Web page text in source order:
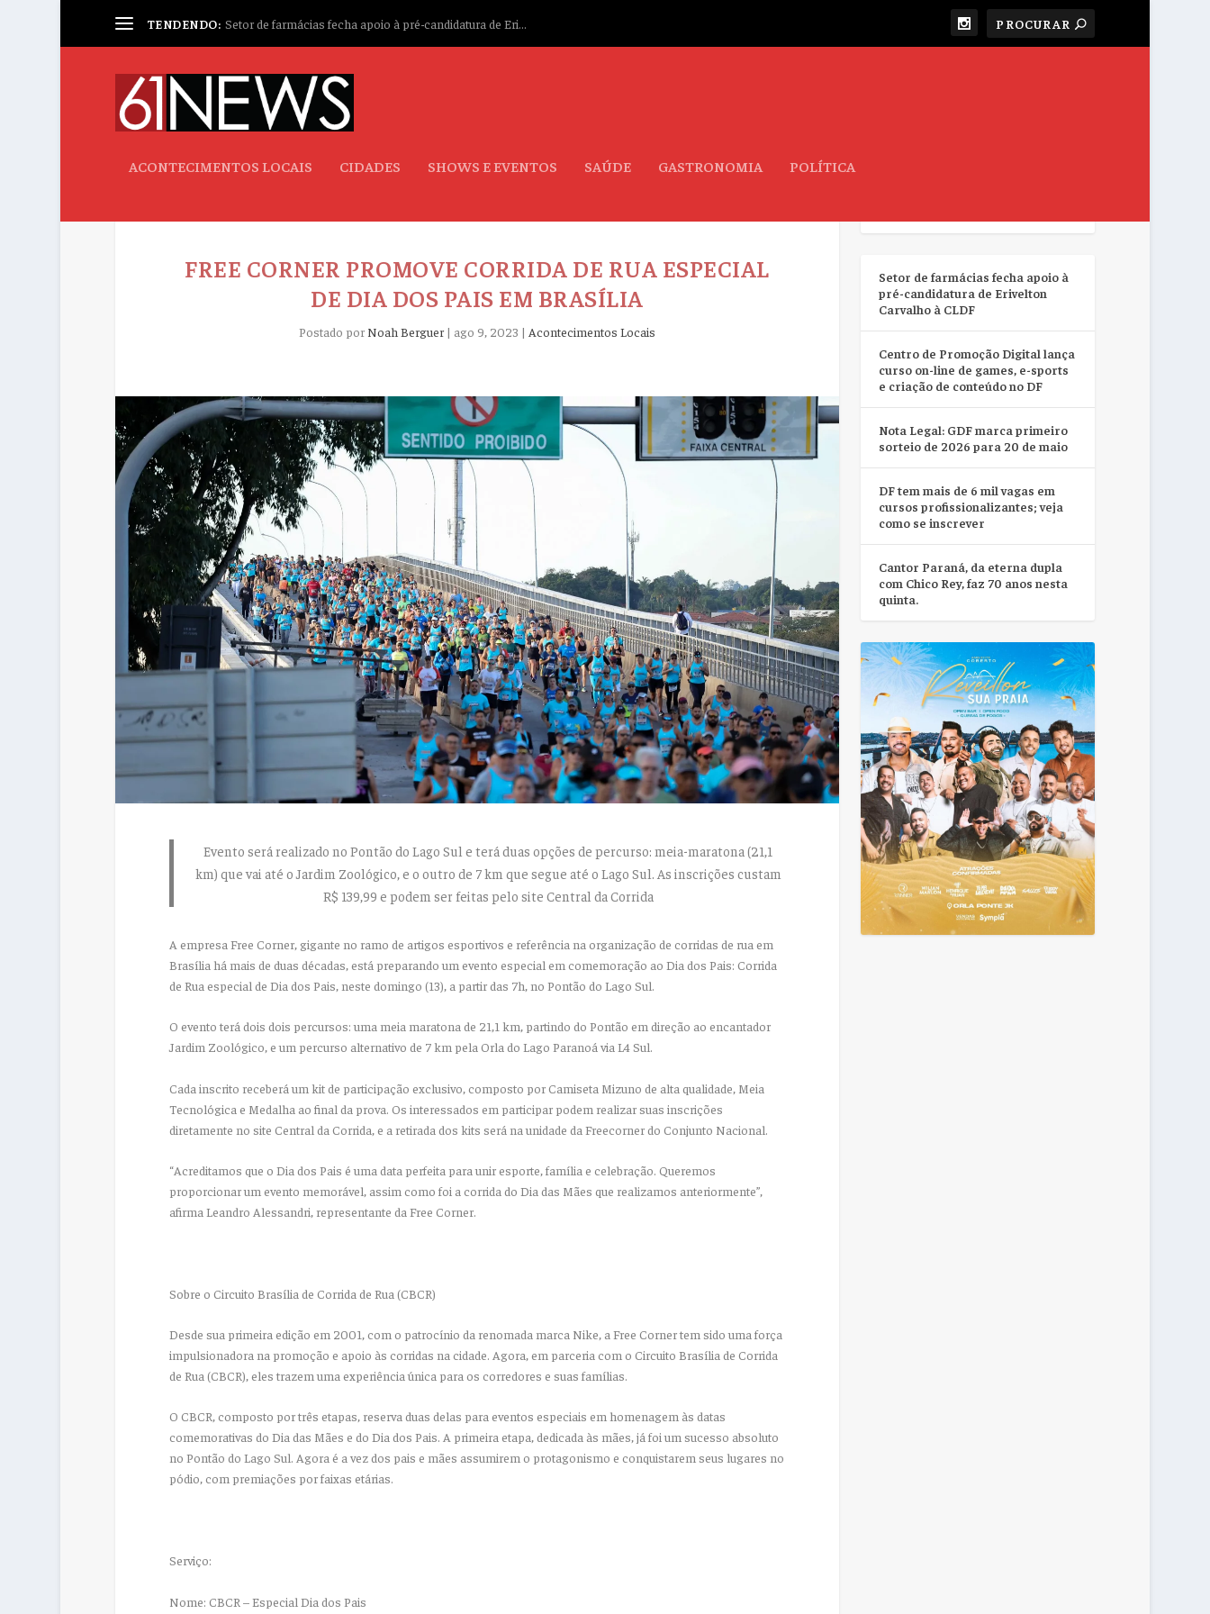
TENDENDO: Setor de farmácias fecha apoio à pré-candidatura de Eri...
ACONTECIMENTOS LOCAIS CIDADES SHOWS E EVENTOS SAÚDE GASTRONOMIA POLÍTICA
FREE CORNER PROMOVE CORRIDA DE RUA ESPECIAL
DE DIA DOS PAIS EM BRASÍLIA
Postado por Noah Berguer| ago 9, 2023 | Acontecimentos Locais
Evento será realizado no Pontão do Lago Sul e terá duas opções de percurso: meia-maratona (21,1
km) que vai até o Jardim Zoológico, e o outro de 7 km que segue até o Lago Sul. As inscrições custam
R$ 139,99 e podem ser feitas pelo site Central da Corrida
A empresa Free Corner, gigante no ramo de artigos esportivos e referência na organização de corridas de rua em
Brasília há mais de duas décadas, está preparando um evento especial em comemoração ao Dia dos Pais: Corrida
de Rua especial de Dia dos Pais, neste domingo (13), a partir das 7h, no Pontão do Lago Sul.
O evento terá dois dois percursos: uma meia maratona de 21,1 km, partindo do Pontão em direção ao encantador
Jardim Zoológico, e um percurso alternativo de 7 km pela Orla do Lago Paranoá via L4 Sul.
Cada inscrito receberá um kit de participação exclusivo, composto por Camiseta Mizuno de alta qualidade, Meia
Tecnológica e Medalha ao final da prova. Os interessados em participar podem realizar suas inscrições
diretamente no site Central da Corrida, e a retirada dos kits será na unidade da Freecorner do Conjunto Nacional.
“Acreditamos que o Dia dos Pais é uma data perfeita para unir esporte, família e celebração. Queremos
proporcionar um evento memorável, assim como foi a corrida do Dia das Mães que realizamos anteriormente”,
afirma Leandro Alessandri, representante da Free Corner.
Sobre o Circuito Brasília de Corrida de Rua (CBCR)
Desde sua primeira edição em 2001, com o patrocínio da renomada marca Nike, a Free Corner tem sido uma força
impulsionadora na promoção e apoio às corridas na cidade. Agora, em parceria com o Circuito Brasília de Corrida
de Rua (CBCR), eles trazem uma experiência única para os corredores e suas famílias.
O CBCR, composto por três etapas, reserva duas delas para eventos especiais em homenagem às datas
comemorativas do Dia das Mães e do Dia dos Pais. A primeira etapa, dedicada às mães, já foi um sucesso absoluto
no Pontão do Lago Sul. Agora é a vez dos pais e mães assumirem o protagonismo e conquistarem seus lugares no
pódio, com premiações por faixas etárias.
Serviço:
Nome: CBCR – Especial Dia dos Pais
Setor de farmácias fecha apoio à
pré-candidatura de Erivelton
Carvalho à CLDF
Centro de Promoção Digital lança
curso on-line de games, e-sports
e criação de conteúdo no DF
Nota Legal: GDF marca primeiro
sorteio de 2026 para 20 de maio
DF tem mais de 6 mil vagas em
cursos profissionalizantes; veja
como se inscrever
Cantor Paraná, da eterna dupla
com Chico Rey, faz 70 anos nesta
quinta.